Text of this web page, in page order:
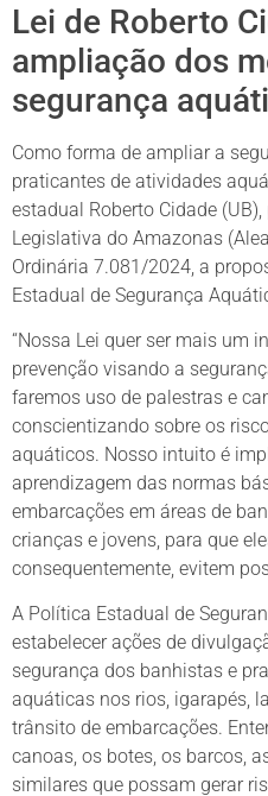
Lei de Roberto
ampliação dos
segurança
Como forma de ampliar a
praticantes de atividades
estadual Roberto Cidade
Legislativa do Amazonas
Ordinária 7.081/2024, a
Estadual de Segurança
“Nossa Lei quer ser mais um
prevenção visando a
faremos uso de palestras e
conscientizando sobre os
aquáticos. Nosso intuito é
aprendizagem das normas
embarcações em áreas de
crianças e jovens, para que
consequentemente, evitem
A Política Estadual de
estabelecer ações de
segurança dos banhistas e
aquáticas nos rios, igarapés,
trânsito de embarcações.
canoas, os botes, os barcos,
similares que possam gerar